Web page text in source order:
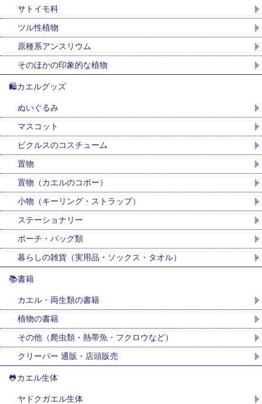
サトイモ科
ツル性植物
原種系アンスリウム
そのほかの印象的な植物
🛍カエルグッズ
ぬいぐるみ
マスコット
ピクルスのコスチューム
置物
置物（カエルのコポー）
小物（キーリング・ストラップ）
ステーショナリー
ポーチ・バッグ類
暮らしの雑貨（実用品・ソックス・タオル）
📚書籍
カエル・両生類の書籍
植物の書籍
その他（爬虫類・熱帯魚・フクロウなど）
クリーパー 通販・店頭販売
🐸カエル生体
ヤドクガエル生体